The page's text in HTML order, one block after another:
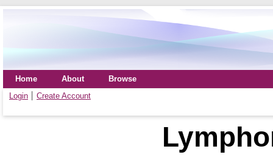
Home About
Browse
Login
Create Account